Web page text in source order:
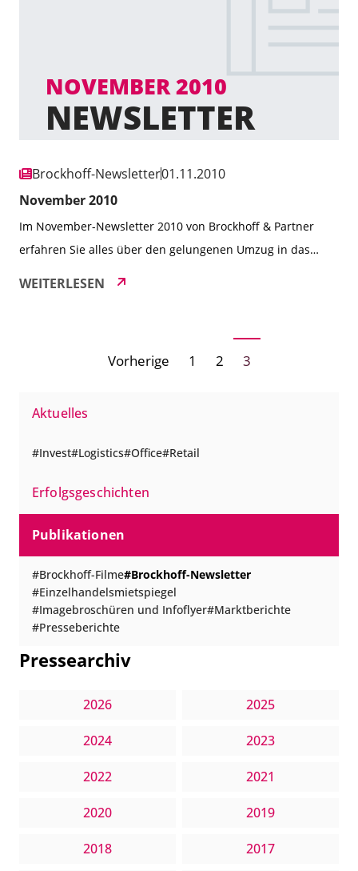
Aktuelles
Invest Logistics Office Retail
Erfolgsgeschichten
Publikationen
Brockhoff-Filme Brockhoff-Newsletter
Einzelhandelsmietspiegel
Imagebroschüren und Infoflyer Marktberichte
Presseberichte
Pressearchiv
2026 2025
2024 2023
2022 2021
2020 2019
2018 2017
Brockhoff-Newsletter01.11.2010
November 2010
Im November-Newsletter 2010 von Brockhoff & Partner
erfahren Sie alles über den gelungenen Umzug in das
neuen Einzelhandelsmietspiegel für 2011 vor und
berichten über wichtige Deals sowie aktuelle
sich auf […]
WEITERLESEN
Seitennummerierung
Beiträge
Vorherige 1 2 3